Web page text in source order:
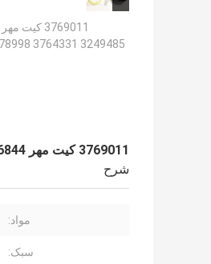
3769011 کیت مهر 2316844 3249485 3764331 2478998 2667891 4560204 2478868
شرح
مواد:
سبک: